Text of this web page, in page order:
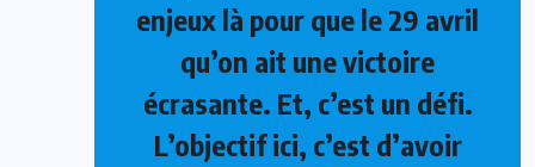
enjeux là pour que le 29 avril
qu’on ait une victoire
écrasante. Et, c’est un défi.
L’objectif ici, c’est d’avoir